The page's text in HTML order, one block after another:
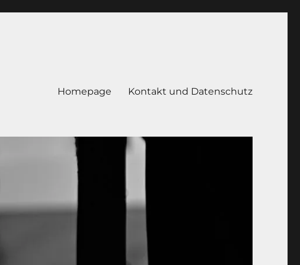
Homepage Kontakt und Datenschutz